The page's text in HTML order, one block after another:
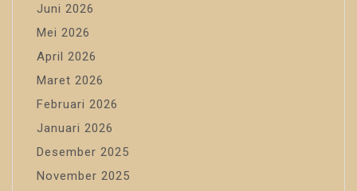
Juni 2026
Mei 2026
April 2026
Maret 2026
Februari 2026
Januari 2026
Desember 2025
November 2025